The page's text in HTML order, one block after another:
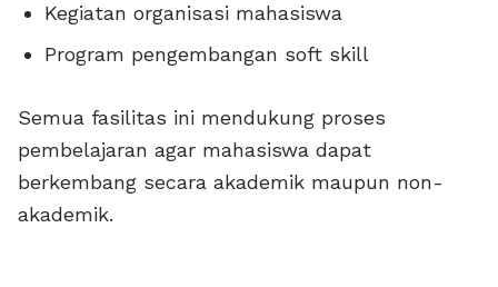
Kegiatan organisasi mahasiswa
Program pengembangan soft skill
Semua fasilitas ini mendukung proses
pembelajaran agar mahasiswa dapat
berkembang secara akademik maupun non-
akademik.